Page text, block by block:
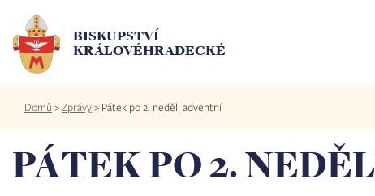
hlavnímu
obsahu
BISKUPSTVÍ
KRÁLOVÉHRADECKÉ
Drobečková
navigace
Domů >Zprávy> Pátek po 2. neděli adventní
PÁTEK PO 2.